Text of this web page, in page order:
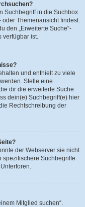
Suchbegriff in die Suchbox
Themenansicht findest.
den „Erweiterte Suche“-
verfügbar ist.
und enthielt zu viele
Stelle eine
dir die erweiterte Suche
dein(e) Suchbegriff(e) hier
Rechtschreibung der
der Webserver sie nicht
spezifischere Suchbegriffe
Mitglied suchen“.